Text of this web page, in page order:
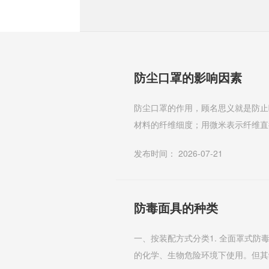
防尘口罩的影响因素
防尘口罩的作用，顾名思义就是防
材料的纤维细度；用微米表示纤维
发布时间： 2026-07-21
防毒面具的种类
一、按装配方式分类1. 全面罩式防
的化学、生物危险环境下使用。但